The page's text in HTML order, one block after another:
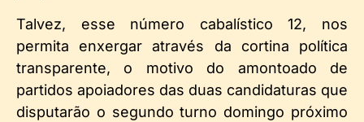
Talvez, esse número cabalístico 12, nos
permita enxergar através da cortina política
transparente, o motivo do amontoado de
partidos apoiadores das duas candidaturas que
disputarão o segundo turno domingo próximo